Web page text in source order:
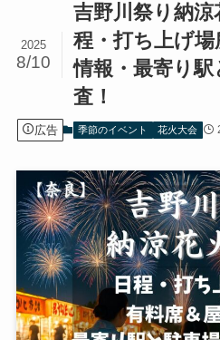
吉野川祭り納涼
程・打ち上げ
情報・最寄り
査！
2025
8/10
広告 季節のイベント 花火大会